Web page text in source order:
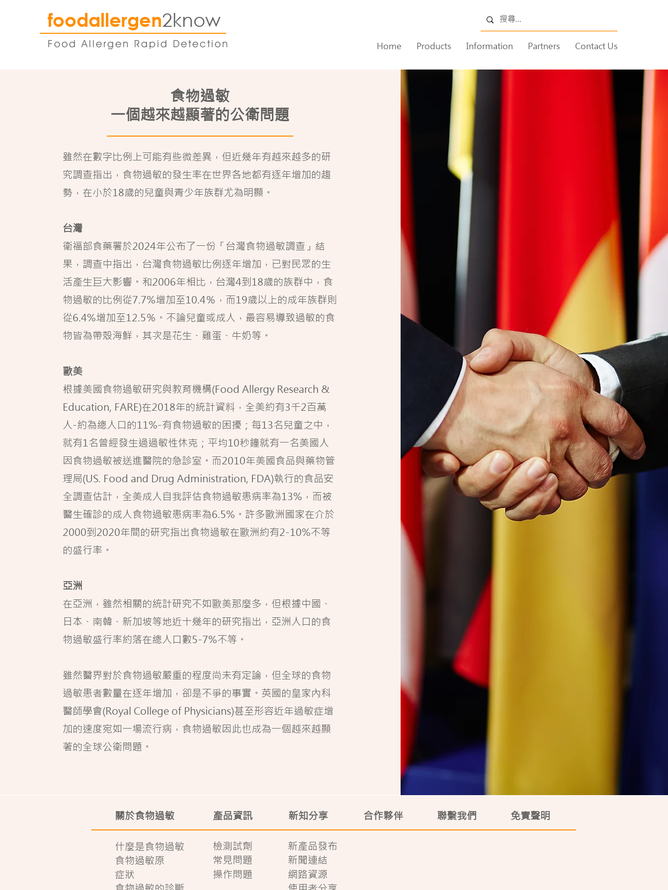
foodallergen2know
Food Allergen Rapid Detection Home Products Information Partners Contact Us
食物過敏
一個越來越顯著的公衛問題
雖然在數字比例上可能有些微差異，但近幾年有越來越多的研
究調查指出，食物過敏的發生率在世界各地都有逐年增加的趨
勢，在小於18歲的兒童與青少年族群尤為明顯。
台灣
衛福部食藥署於2024年公布了一份「台灣食物過敏調查」結
果，調查中指出，台灣食物過敏比例逐年增加，已對民眾的生
活產生巨大影響。和2006年相比，台灣4到18歲的族群中，食
物過敏的比例從7.7%增加至10.4％，而19歲以上的成年族群則
從6.4%增加至12.5％。不論兒童或成人，最容易導致過敏的食
物皆為帶殼海鮮，其次是花生、雞蛋、牛奶等。
歐美
根據美國食物過敏研究與教育機構(Food Allergy Research &
Education, FARE)在2018年的統計資料，全美約有3千2百萬
人-約為總人口的11%-有食物過敏的困擾；每13名兒童之中，
就有1名曾經發生過過敏性休克；平均10秒鐘就有一名美國人
因食物過敏被送進醫院的急診室。而2010年美國食品與藥物管
理局(US. Food and Drug Administration, FDA)執行的食品安
全調查估計，全美成人自我評估食物過敏患病率為13%，而被
醫生確診的成人食物過敏患病率為6.5%。許多歐洲國家在介於
2000到2020年間的研究指出食物過敏在歐洲約有2-10%不等
的盛行率。
亞洲
在亞洲，雖然相關的統計研究不如歐美那麼多，但根據中國、
日本、南韓、新加坡等地近十幾年的研究指出，亞洲人口的食
物過敏盛行率約落在總人口數5-7%不等。
雖然醫界對於食物過敏嚴重的程度尚未有定論，但全球的食物
過敏患者數量在逐年增加，卻是不爭的事實。英國的皇家內科
醫師學會(Royal College of Physicians)甚至形容近年過敏症增
加的速度宛如一場流行病，食物過敏因此也成為一個越來越顯
著的全球公衛問題。
關於食物過敏 產品資訊 新知分享 合作夥伴 聯繫我們 免責聲明
什麼是食物過敏
食物過敏原
症狀
檢測試劑
新產品發布
常見問題
新聞連結
操作問題
網路資源